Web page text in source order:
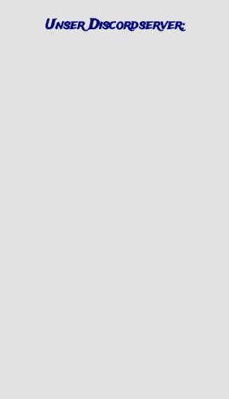
Unser Discordserver: